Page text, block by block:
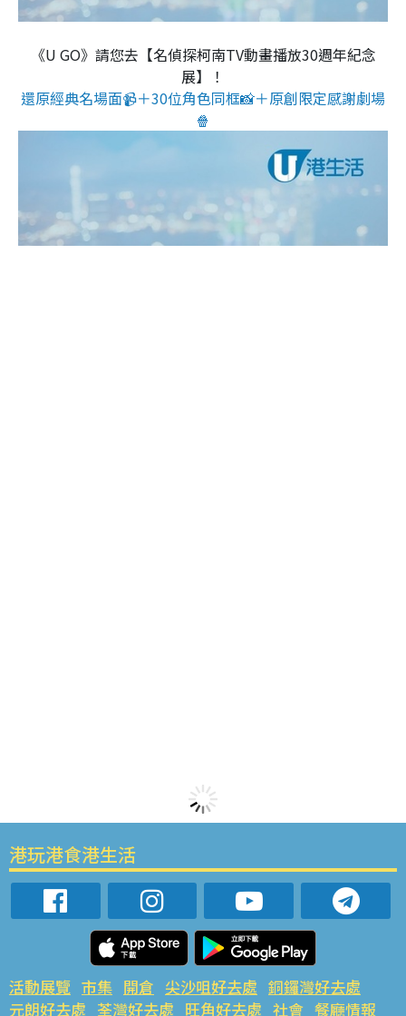
《U GO》請您去【名偵探柯南TV動畫播放30週年紀念
展】！
還原經典名場面📹＋30位角色同框📸＋原創限定感謝劇場
🍿
港玩港食港生活
活動展覽 市集 開倉 尖沙咀好去處 銅鑼灣好去處
元朗好去處 荃灣好去處 旺角好去處 社會 餐廳情報